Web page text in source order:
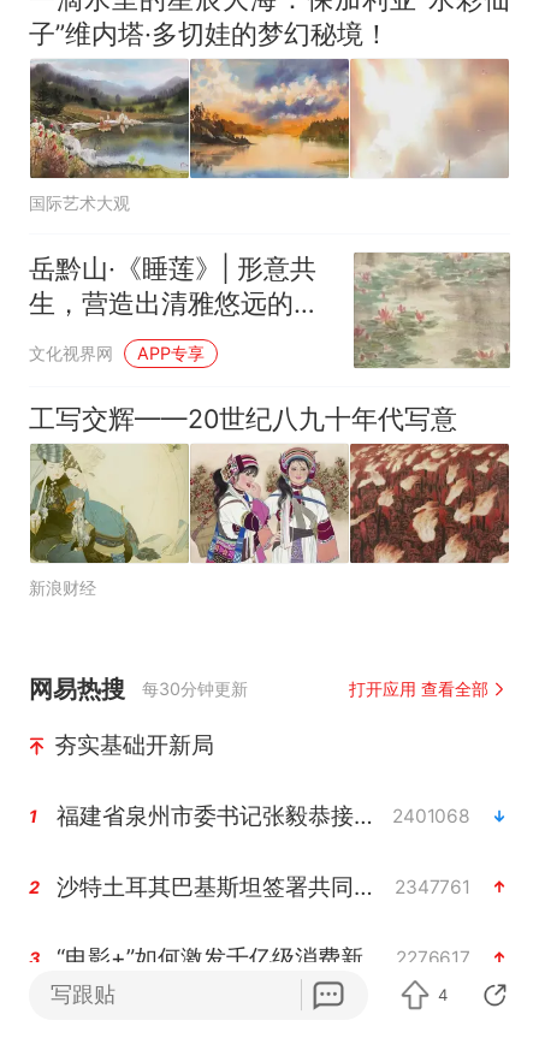
子”维内塔·多切娃的梦幻秘境！
国际艺术大观
岳黔山·《睡莲》| 形意共
生，营造出清雅悠远的诗
意画境
文化视界网 APP专享
工写交辉——20世纪八九十年代写意
新浪财经
网易热搜 每30分钟更新 打开应用 查看全部
夯实基础开新局
1 福建省泉州市委书记张毅恭接受纪律审查和监察调查 2401068
2 沙特土耳其巴基斯坦签署共同防务协议 2347761
3 “电影+”如何激发千亿级消费新活力？ 2276617
写跟贴 4